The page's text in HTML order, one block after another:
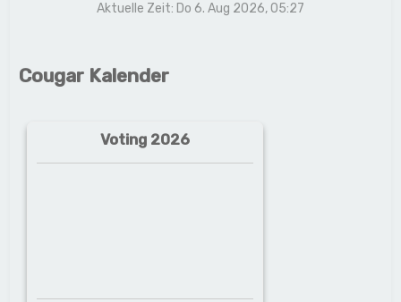
Aktuelle Zeit: Do 6. Aug 2026, 05:27
Cougar Kalender
Voting 2026